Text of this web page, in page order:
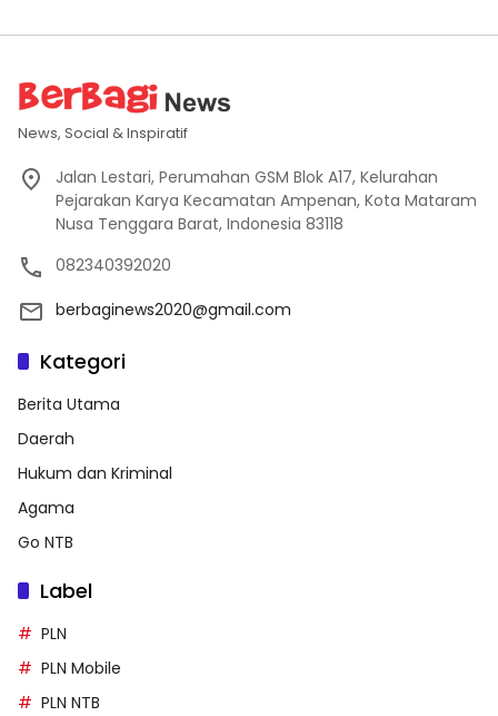
News, Social & Inspiratif
Jalan Lestari, Perumahan GSM Blok A17, Kelurahan
Pejarakan Karya Kecamatan Ampenan, Kota Mataram
Nusa Tenggara Barat, Indonesia 83118
082340392020
berbaginews2020@gmail.com
Kategori
Berita Utama
Daerah
Hukum dan Kriminal
Agama
Go NTB
Label
PLN
PLN Mobile
PLN NTB